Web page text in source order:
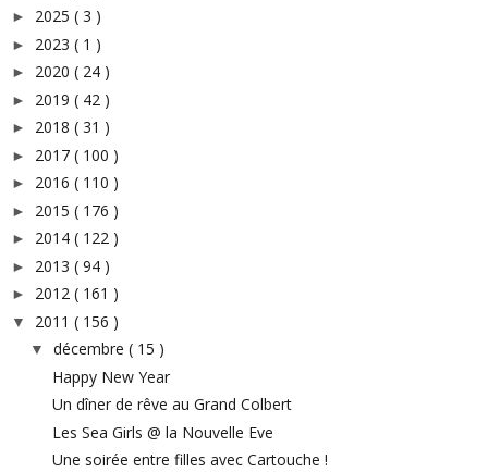
► 2025 ( 3 )
► 2023 ( 1 )
► 2020 ( 24 )
► 2019 ( 42 )
► 2018 ( 31 )
► 2017 ( 100 )
► 2016 ( 110 )
► 2015 ( 176 )
► 2014 ( 122 )
► 2013 ( 94 )
► 2012 ( 161 )
▼ 2011 ( 156 )
▼ décembre ( 15 )
Happy New Year
Un dîner de rêve au Grand Colbert
Les Sea Girls @ la Nouvelle Eve
Une soirée entre filles avec Cartouche !